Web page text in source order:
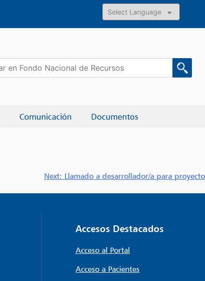
Powered by
Comunicación Documentos
Next: Llamado a desarrollador/a para proyecto
Accesos Destacados
Acceso al Portal
Acceso a Pacientes